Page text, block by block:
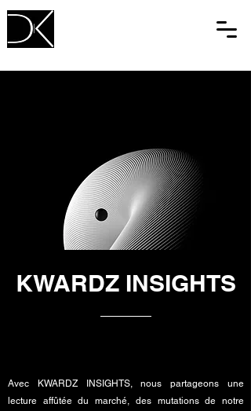
KWARDZ INSIGHTS
Avec KWARDZ INSIGHTS, nous partageons une
lecture affûtée du marché, des mutations de notre